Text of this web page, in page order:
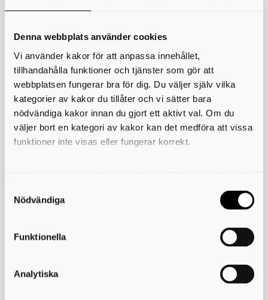
Denna webbplats använder cookies
Vi använder kakor för att anpassa innehållet,
tillhandahålla funktioner och tjänster som gör att
webbplatsen fungerar bra för dig. Du väljer själv vilka
kategorier av kakor du tillåter och vi sätter bara
nödvändiga kakor innan du gjort ett aktivt val. Om du
väljer bort en kategori av kakor kan det medföra att vissa
funktioner inte visas eller fungerar korrekt.
användning av kakor som du hittar längst ner på sidan
Nödvändiga
Funktionella
Analytiska
*Ditt namn
Din e-postadress
Telefon
*Ämne
*Meddelande
Skicka kopia på mejlet till dig själv